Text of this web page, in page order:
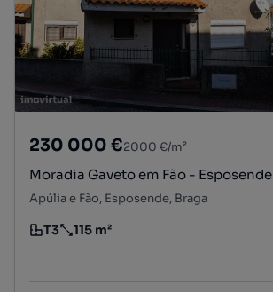
230 000 €2000 €/m²
Moradia Gaveto em Fão - Esposende
Apúlia e Fão, Esposende, Braga
Tipologia
T3
Preço por metro quadrado
115 m²